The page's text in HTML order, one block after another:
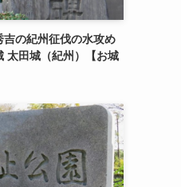
の紀州征伐の水攻め
太田城（紀州）【お城